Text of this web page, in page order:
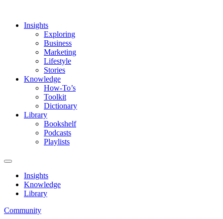
Insights
Exploring
Business
Marketing
Lifestyle
Stories
Knowledge
How-To’s
Toolkit
Dictionary
Library
Bookshelf
Podcasts
Playlists
Insights
Knowledge
Library
Community